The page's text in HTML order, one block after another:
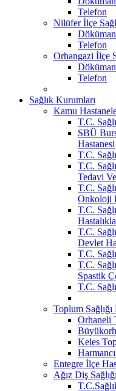
Telefon
Nilüfer İlçe
Telefon
Orhangazi İlçe
Telefon
Sağlık Kurumları
Kamu
T.C.
SBÜ
Hastanesi
T.C.
T.C.
Tedavi
T.C.
Onkoloji
T.C.
T.C.
Devlet
T.C.
T.C.
Spastik
T.C.
Toplum
Orhaneli
Keles
Entegre İlçe
Ağız Diş